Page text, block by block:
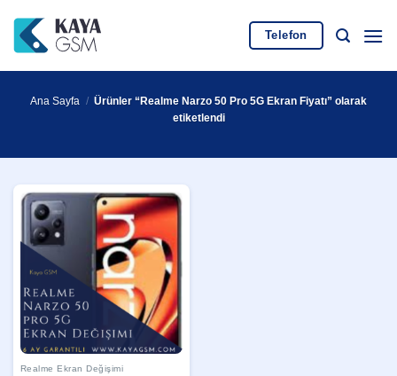
atla
Telefon
Ana Sayfa / Ürünler “Realme Narzo 50 Pro 5G Ekran Fiyatı” olarak
etiketlendi
Realme Ekran Değişimi